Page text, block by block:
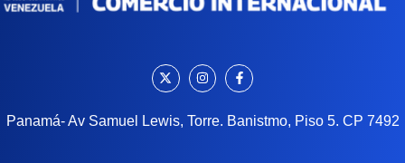
Panamá- Av Samuel Lewis, Torre. Banistmo, Piso 5. CP 7492